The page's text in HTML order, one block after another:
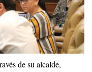
de su alcalde,